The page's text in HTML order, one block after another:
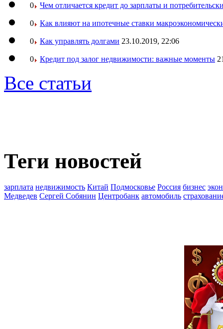
0 Чем отличается кредит до зарплаты и
0 Как влияют на ипотечные ставки
0 Как управлять долгами 23.10.2019, 22:06
0 Кредит под залог недвижимости: важные моменты
Все статьи
Теги новостей
зарплата недвижимость Китай Подмосковье Россия бизнес
Медведев Сергей Собянин Центробанк автомобиль